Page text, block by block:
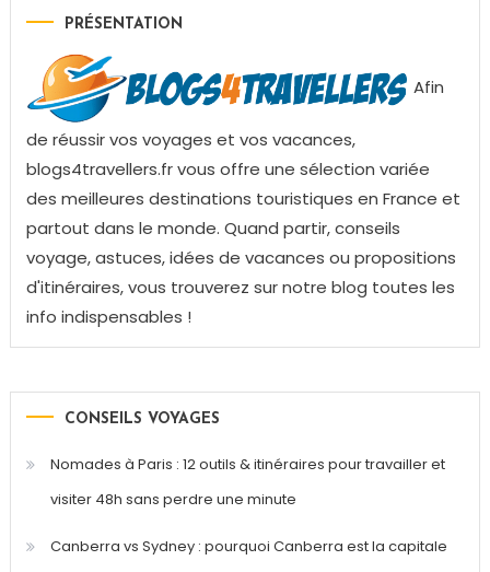
PRÉSENTATION
Afin
de réussir vos voyages et vos vacances,
blogs4travellers.fr vous offre une sélection variée
des meilleures destinations touristiques en France et
partout dans le monde. Quand partir, conseils
voyage, astuces, idées de vacances ou propositions
d'itinéraires, vous trouverez sur notre blog toutes les
info indispensables !
CONSEILS VOYAGES
Nomades à Paris : 12 outils & itinéraires pour travailler et
visiter 48h sans perdre une minute
Canberra vs Sydney : pourquoi Canberra est la capitale